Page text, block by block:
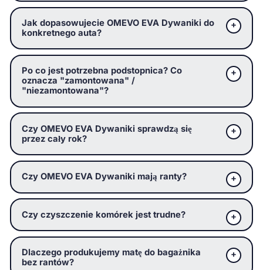
Jak dopasowujecie OMEVO EVA Dywaniki do
konkretnego auta?
Po co jest potrzebna podstopnica? Co
oznacza "zamontowana" /
"niezamontowana"?
Czy OMEVO EVA Dywaniki sprawdzą się
przez cały rok?
Czy OMEVO EVA Dywaniki mają ranty?
Czy czyszczenie komórek jest trudne?
Dlaczego produkujemy matę do bagażnika
bez rantów?